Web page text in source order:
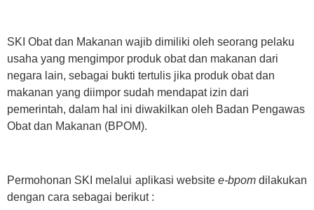
SKI Obat dan Makanan wajib dimiliki oleh seorang pelaku
usaha yang mengimpor produk obat dan makanan dari
negara lain, sebagai bukti tertulis jika produk obat dan
makanan yang diimpor sudah mendapat izin dari
pemerintah, dalam hal ini diwakilkan oleh Badan Pengawas
Obat dan Makanan (BPOM).
Permohonan SKI melalui aplikasi website e-bpomdilakukan
dengan cara sebagai berikut :